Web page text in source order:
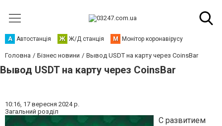
А Автостанція Ж Ж/Д станція М Монітор коронавірусу
Головна Бізнес новини Вывод USDT на карту через CoinsBar
Вывод USDT на карту через CoinsBar
10:16, 17 вересня 2024 р.
Загальний розділ
С развитием